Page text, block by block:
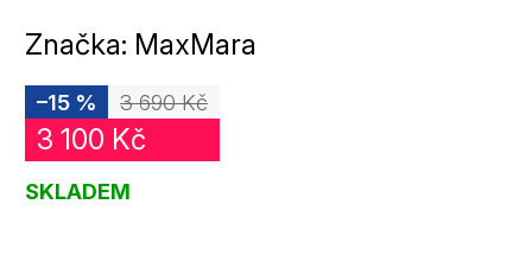
Značka: MaxMara
3 690 Kč
–15 %
3 100 Kč
SKLADEM